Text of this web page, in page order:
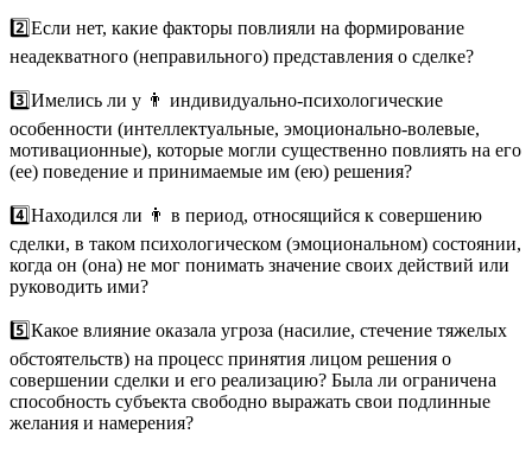
2️⃣Если нет, какие факторы повлияли на формирование
неадекватного (неправильного) представления о сделке?
3️⃣Имелись ли у 👨 индивидуально-психологические
особенности (интеллектуальные, эмоционально-волевые,
мотивационные), которые могли существенно повлиять на его
(ее) поведение и принимаемые им (ею) решения?
4️⃣Находился ли 👨 в период, относящийся к совершению
сделки, в таком психологическом (эмоциональном) состоянии,
когда он (она) не мог понимать значение своих действий или
руководить ими?
5️⃣Какое влияние оказала угроза (насилие, стечение тяжелых
обстоятельств) на процесс принятия лицом решения о
совершении сделки и его реализацию? Была ли ограничена
способность субъекта свободно выражать свои подлинные
желания и намерения?